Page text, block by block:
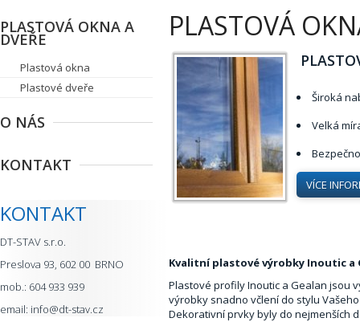
PLASTOVÁ OKNA A
DVEŘE
Plastová okna
Plastové dveře
O NÁS
KONTAKT
KONTAKT
DT-STAV s.r.o.
Preslova 93, 602 00 BRNO
mob.: 604 933 939
email: info@dt-stav.cz
PLASTOVÁ
Široká
Velká
VÍCE
Kvalitní plastové výrobky Inoutic a
Plastové profily Inoutic a Gealan jsou
výrobky snadno včlení do stylu
Dekorativní prvky byly do nejmenších